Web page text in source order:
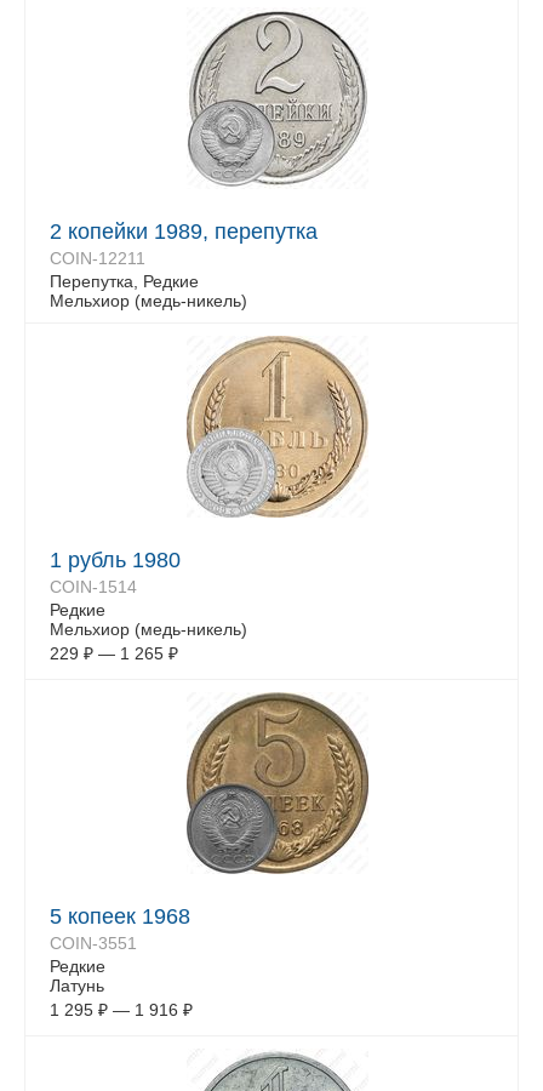
2 копейки 1989, перепутка
COIN-12211
Перепутка, Редкие
Мельхиор (медь-никель)
1 рубль 1980
COIN-1514
Редкие
Мельхиор (медь-никель)
229 ₽ — 1 265 ₽
5 копеек 1968
COIN-3551
Редкие
Латунь
1 295 ₽ — 1 916 ₽